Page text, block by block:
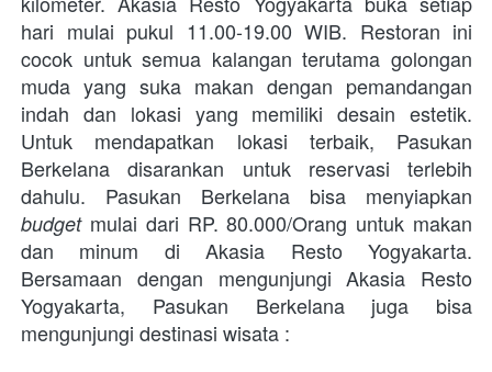
hari mulai pukul 11.00-19.00 WIB. Restoran ini
cocok untuk semua kalangan terutama golongan
muda yang suka makan dengan pemandangan
indah dan lokasi yang memiliki desain estetik.
Untuk mendapatkan lokasi terbaik, Pasukan
Berkelana disarankan untuk reservasi terlebih
budget mulai dari RP. 80.000/Orang untuk makan
Bersamaan dengan mengunjungi Akasia Resto
Yogyakarta, Pasukan Berkelana juga bisa
mengunjungi destinasi wisata :